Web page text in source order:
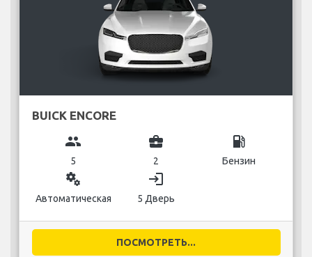
BUICK ENCORE
group
5
business_center
2
local_gas_station
Бензин
miscellaneous_services
Автоматическая
login
5 Дверь
ПОСМОТРЕТЬ...